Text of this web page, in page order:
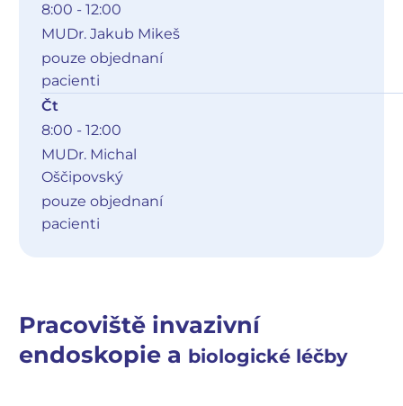
8:00 - 12:00
MUDr. Jakub Mikeš
pouze objednaní
pacienti
Čt
8:00 - 12:00
MUDr. Michal
Oščipovský
pouze objednaní
pacienti
Pracoviště invazivní
endoskopie a biologické léčby